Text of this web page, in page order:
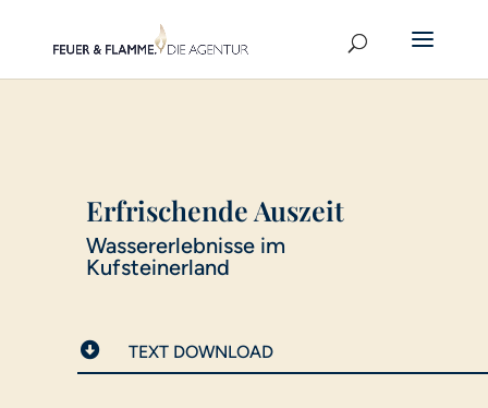
Erfrischende Auszeit
Wassererlebnisse im
Kufsteinerland
 TEXT DOWNLOAD